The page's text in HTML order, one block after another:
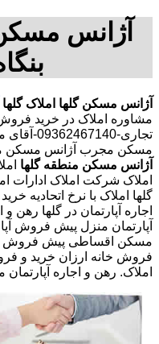
آژانس مسکن
آژانس مسکن گلها املاک گلها
مشاوره املاک در خرید
تجاری-
مسکن مجرب آژانس مسکن
آژانس مسکن منطقه گلها
املاک شرکت املاک ادارات
گلها املاک با نرخ اتحادیه
اجاره آپارتمان در گلها
آپارتمان منزل پیش فروش
مسکن اقساطی پیش فروش
فروش خانه ارزان خرید و
املاک. رهن و اجاره آپارتمان